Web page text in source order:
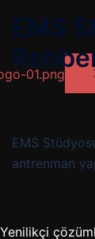
EMS
EMS
antrenman
Yenilikçi